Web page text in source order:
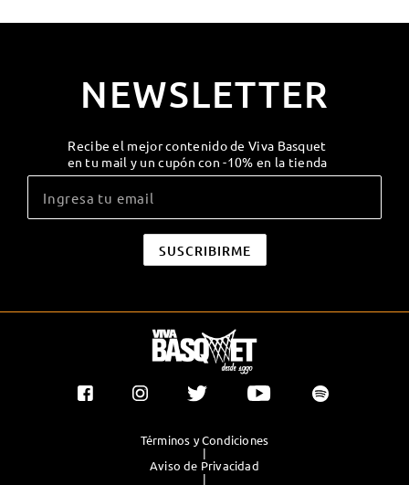
NEWSLETTER
Recibe el mejor contenido de Viva Basquet
en tu mail y un cupón con -10% en la tienda
Términos y Condiciones
|
Aviso de Privacidad
|